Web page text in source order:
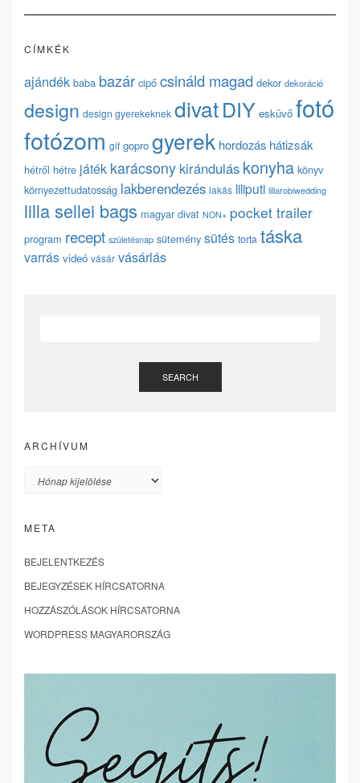
CÍMKÉK
ajándék baba bazár cipő csináld magad dekor dekoráció
design design gyerekeknek divatDIY esküvő fotó
fotózom gif gopro gyerek hordozás hátizsák
hétről hétre játék karácsony kirándulás konyha könyv
környezettudatosság lakberendezés lakás liliputi lillarobiwedding
lilla sellei bags magyar divat NON+ pocket trailer
program recept születésnap sütemény sütés torta táska
varrás videó vásár vásárlás
SEARCH
ARCHÍVUM
Archívum
META
BEJELENTKEZÉS
BEJEGYZÉSEK HÍRCSATORNA
HOZZÁSZÓLÁSOK HÍRCSATORNA
WORDPRESS MAGYARORSZÁG